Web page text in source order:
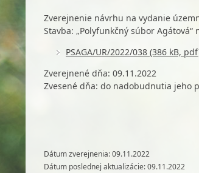
Zverejnenie návrhu na vydanie
Stavba: „Polyfunkčný súbor
PSAGA/UR/2022/038 (386 kB,
Zverejnené dňa: 09.11.2022
Zvesené dňa: do nadobudnutia jeho
Dátum zverejnenia: 09.11.2022
Dátum poslednej aktualizácie: 09.11.2022